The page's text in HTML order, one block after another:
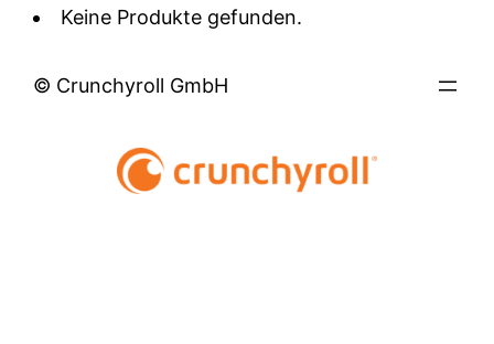
Keine Produkte gefunden.
© Crunchyroll GmbH